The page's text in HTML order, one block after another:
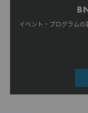
イベント・プログラムの